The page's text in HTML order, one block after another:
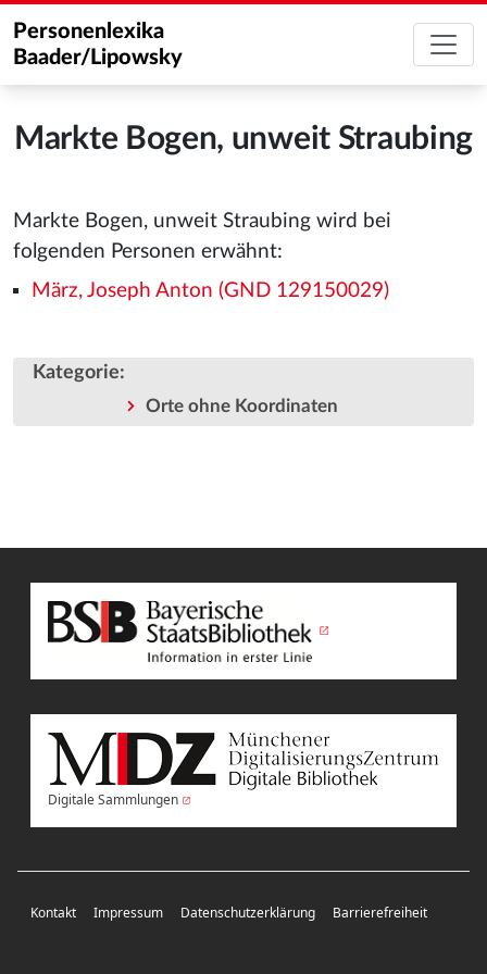
Personenlexika
Baader/Lipowsky
Markte Bogen, unweit Straubing
Markte Bogen, unweit Straubing wird bei
folgenden Personen erwähnt:
März, Joseph Anton (GND 129150029)
Kategorie:
Orte ohne Koordinaten
Digitale Sammlungen
Kontakt Impressum Datenschutzerklärung Barrierefreiheit